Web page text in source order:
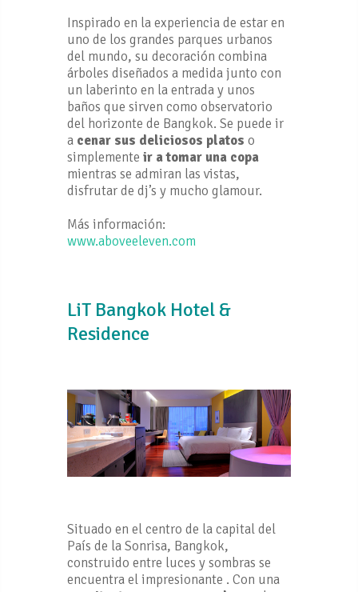
Inspirado en la experiencia de estar en
uno de los grandes parques urbanos
del mundo, su decoración combina
árboles diseñados a medida junto con
un laberinto en la entrada y unos
baños que sirven como observatorio
del horizonte de Bangkok. Se puede ir
a cenar sus deliciosos platos o
simplemente ir a tomar una copa
mientras se admiran las vistas,
disfrutar de dj’s y mucho glamour.
Más información:
www.aboveeleven.com
LiT Bangkok Hotel &
Residence
Situado en el centro de la capital del
País de la Sonrisa, Bangkok,
construido entre luces y sombras se
encuentra el impresionante . Con una